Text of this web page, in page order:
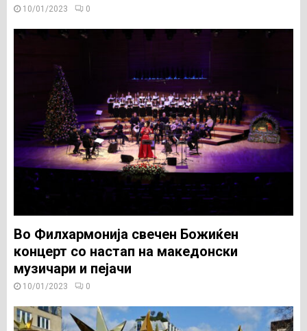
10/01/2023 0
Во Филхармонија свечен Божиќен
концерт со настап на македонски
музичари и пејачи
10/01/2023 0